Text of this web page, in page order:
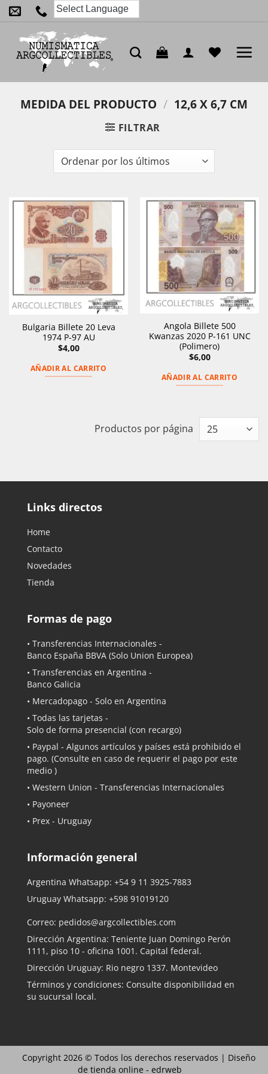
Saltar
al
contenido
MEDIDA DEL PRODUCTO / 12,6 X 6,7 CM
FILTRAR
Bulgaria Billete 20 Leva
1974 P-97 AU
$4,00
AÑADIR AL CARRITO
Angola Billete 500
Kwanzas 2020 P-161 UNC
(Polimero)
$6,00
AÑADIR AL CARRITO
Productos por página
Links directos
Home
Contacto
Novedades
Tienda
Formas de pago
• Transferencias Internacionales -
Banco España BBVA (Solo Union Europea)
• Transferencias en Argentina -
Banco Galicia
• Mercadopago - Solo en Argentina
• Todas las tarjetas -
Solo de forma presencial (con recargo)
• Paypal - Algunos artículos y países está prohibido el
pago. (Consulte en caso de requerir el pago por este
medio )
• Western Union - Transferencias Internacionales
• Payoneer
• Prex - Uruguay
Información general
Argentina Whatsapp: +54 9 11 3925-7883
Uruguay Whatsapp: +598 91019120
Correo: pedidos@argcollectibles.com
Dirección Argentina: Teniente Juan Domingo Perón
1111, piso 10 - oficina 1001. Capital federal.
Dirección Uruguay: Rio negro 1337. Montevideo
Términos y condiciones: Consulte disponibilidad en
su sucursal local.
Copyright 2026 © Todos los derechos reservados | Diseño
de tienda online - edrweb